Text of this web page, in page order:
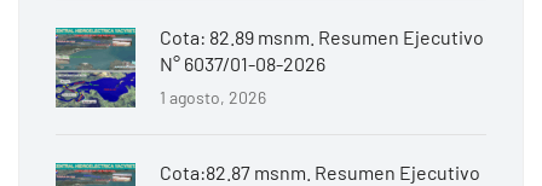
Cota: 82.89 msnm. Resumen Ejecutivo
N° 6037/01-08-2026
1 agosto, 2026
Cota:82.87 msnm. Resumen Ejecutivo